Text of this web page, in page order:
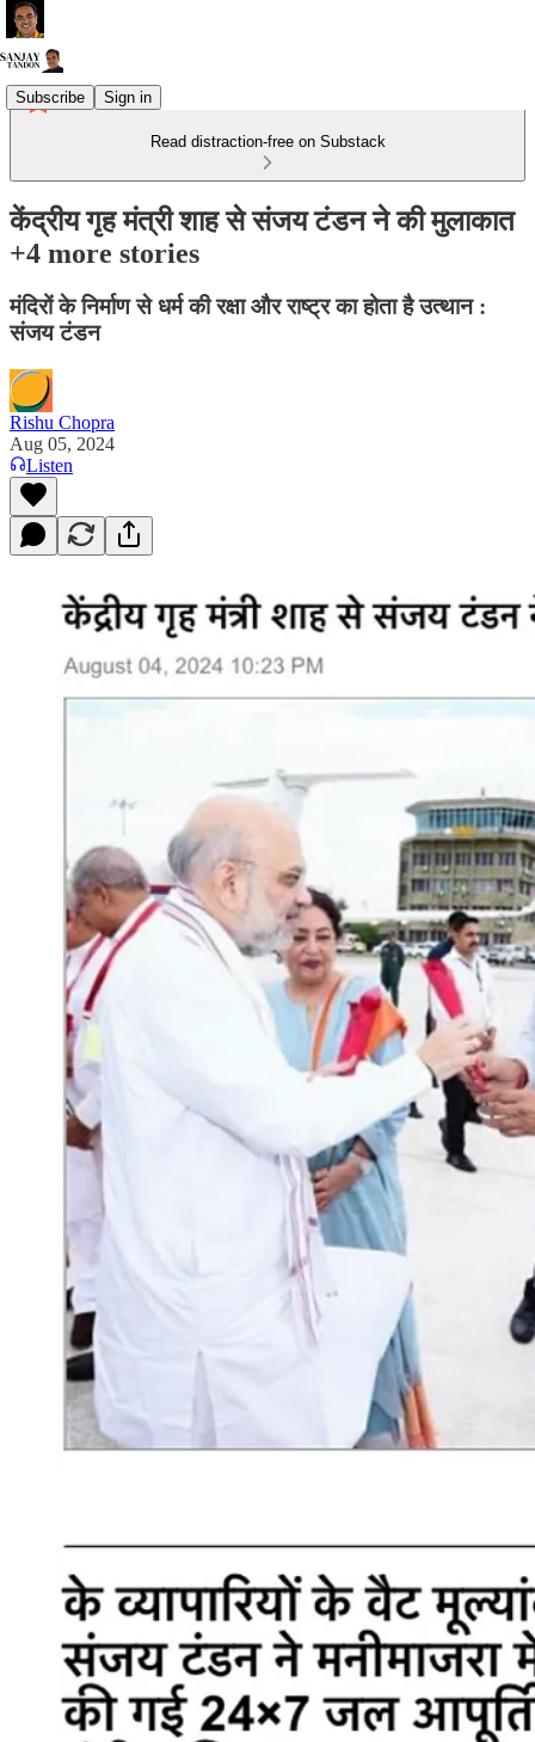
Subscribe Sign in
Read distraction-free on Substack
केंद्रीय गृह मंत्री शाह से संजय टंडन ने की मुलाकात
+4 more stories
मंदिरों के निर्माण से धर्म की रक्षा और राष्ट्र का होता है उत्थान :
संजय टंडन
Rishu Chopra
Aug 05, 2024
Listen